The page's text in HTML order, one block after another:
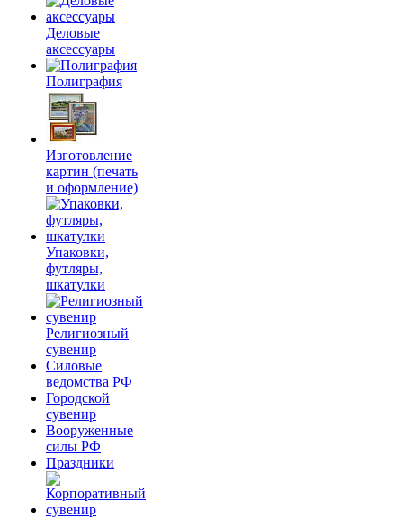
Деловые
аксессуары
Полиграфия
Изготовление
картин (печать
и оформление)
Упаковки,
футляры,
шкатулки
Религиозный
сувенир
Силовые
ведомства РФ
Городской
сувенир
Вооруженные
силы РФ
Праздники